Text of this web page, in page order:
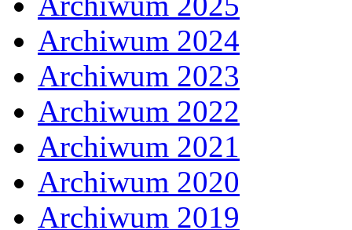
Archiwum 2024
Archiwum 2023
Archiwum 2022
Archiwum 2021
Archiwum 2020
Archiwum 2019